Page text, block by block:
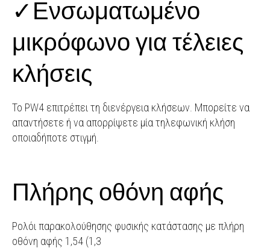
✓Ενσωματωμένο
μικρόφωνο για τέλειες
κλήσεις
Το PW4 επιτρέπει τη διενέργεια κλήσεων. Μπορείτε να
απαντήσετε ή να απορρίψετε μία τηλεφωνική κλήση
οποιαδήποτε στιγμή.
Πλήρης οθόνη αφής
Ρολόι παρακολούθησης φυσικής κατάστασης με πλήρη
οθόνη αφής 1,54 (1,3